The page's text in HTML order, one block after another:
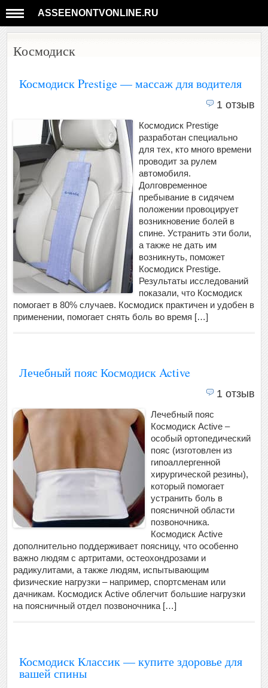
ASSEENONTVONLINE.RU
Космодиск
Космодиск Prestige — массаж для водителя
1 отзыв
Космодиск Prestige
разработан специально
для тех, кто много времени
проводит за рулем
автомобиля.
Долговременное
пребывание в сидячем
положении провоцирует
возникновение болей в
спине. Устранить эти боли,
а также не дать им
возникнуть, поможет
Космодиск Prestige.
Результаты исследований
показали, что Космодиск
помогает в 80% случаев. Космодиск практичен и удобен в
применении, помогает снять боль во время […]
Лечебный пояс Космодиск Active
1 отзыв
Лечебный пояс
Космодиск Active –
особый ортопедический
пояс (изготовлен из
гипоаллергенной
хирургической резины),
который помогает
устранить боль в
поясничной области
позвоночника.
Космодиск Active
дополнительно поддерживает поясницу, что особенно
важно людям с артритами, остеохондрозами и
радикулитами, а также людям, испытывающим
физические нагрузки – например, спортсменам или
дачникам. Космодиск Active облегчит большие нагрузки
на поясничный отдел позвоночника […]
Космодиск Классик — купите здоровье для
вашей спины